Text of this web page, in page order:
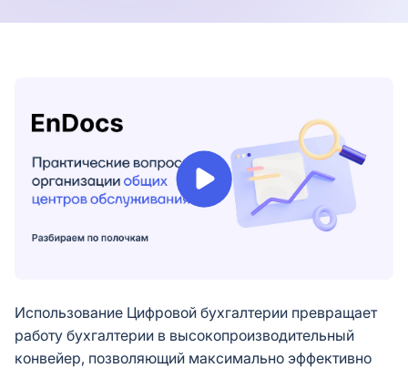
Использование Цифровой бухгалтерии превращает
работу бухгалтерии в высокопроизводительный
конвейер, позволяющий максимально эффективно